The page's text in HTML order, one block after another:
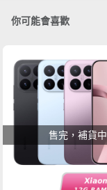
你可能會喜歡
售完，補貨中